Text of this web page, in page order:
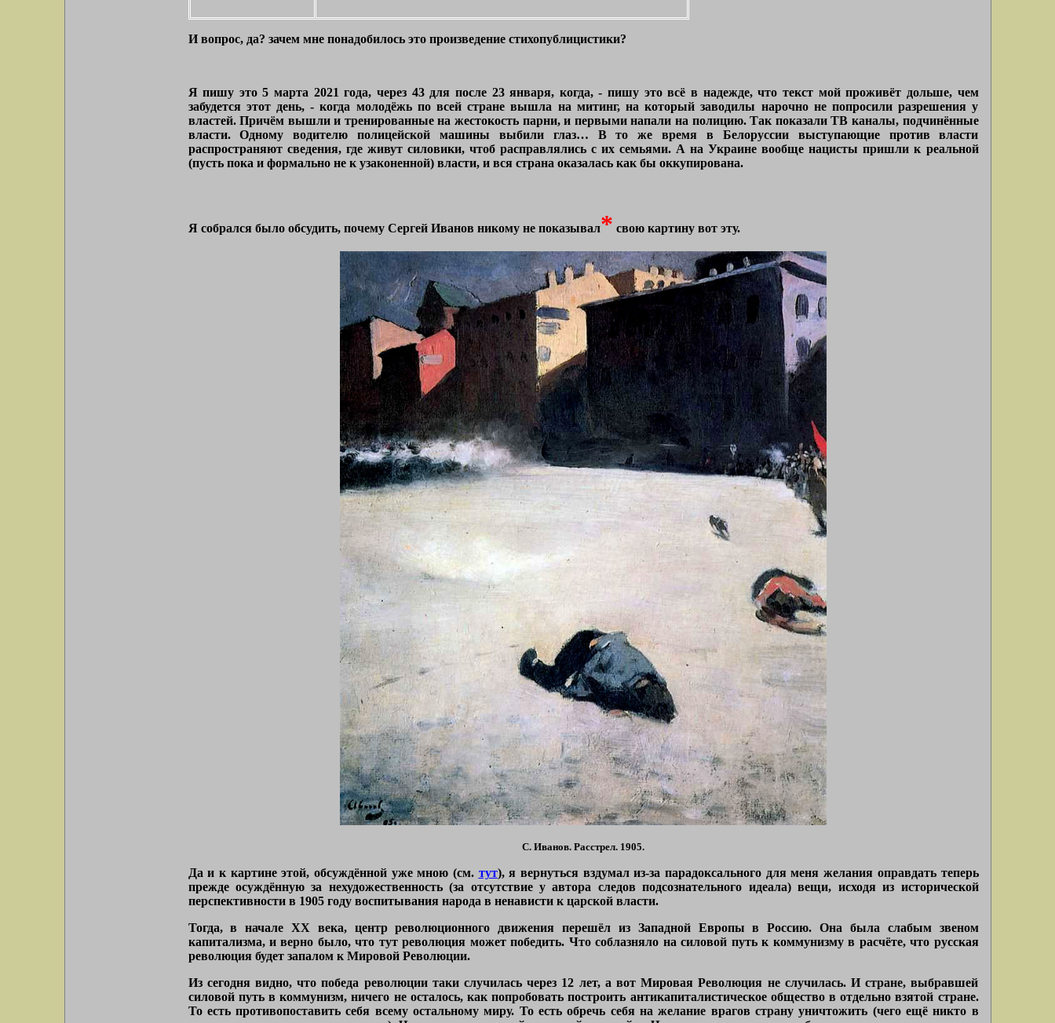
И вопрос, да? зачем мне понадобилось это произведение стихопублицистики?
Я пишу это 5 марта 2021 года, через 43 для после 23 января, когда, - пишу это всё в надежде, что текст мой проживёт дольше, чем
забудется этот день, - когда молодёжь по всей стране вышла на митинг, на который заводилы нарочно не попросили разрешения у
властей. Причём вышли и тренированные на жестокость парни, и первыми напали на полицию. Так показали ТВ каналы, подчинённые
власти. Одному водителю полицейской машины выбили глаз… В то же время в Белоруссии выступающие против власти
распространяют сведения, где живут силовики, чтоб расправлялись с их семьями. А на Украине вообще нацисты пришли к реальной
(пусть пока и формально не к узаконенной) власти, и вся страна оказалась как бы оккупирована.
Я собрался было обсудить, почему Сергей Иванов никому не показывал* свою картину вот эту.
С. Иванов. Расстрел. 1905.
Да и к картине этой, обсуждённой уже мною (см. тут), я вернуться вздумал из-за парадоксального для меня желания оправдать теперь
прежде осуждённую за нехудожественность (за отсутствие у автора следов подсознательного идеала) вещи, исходя из исторической
перспективности в 1905 году воспитывания народа в ненависти к царской власти.
Тогда, в начале ХХ века, центр революционного движения перешёл из Западной Европы в Россию. Она была слабым звеном
капитализма, и верно было, что тут революция может победить. Что соблазняло на силовой путь к коммунизму в расчёте, что русская
революция будет запалом к Мировой Революции.
Из сегодня видно, что победа революции таки случилась через 12 лет, а вот Мировая Революция не случилась. И стране, выбравшей
силовой путь в коммунизм, ничего не осталось, как попробовать построить антикапиталистическое общество в отдельно взятой стране.
То есть противопоставить себя всему остальному миру. То есть обречь себя на желание врагов страну уничтожить (чего ещё никто в